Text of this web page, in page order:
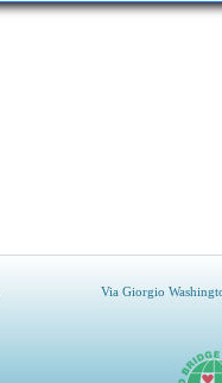
Via Giorgio